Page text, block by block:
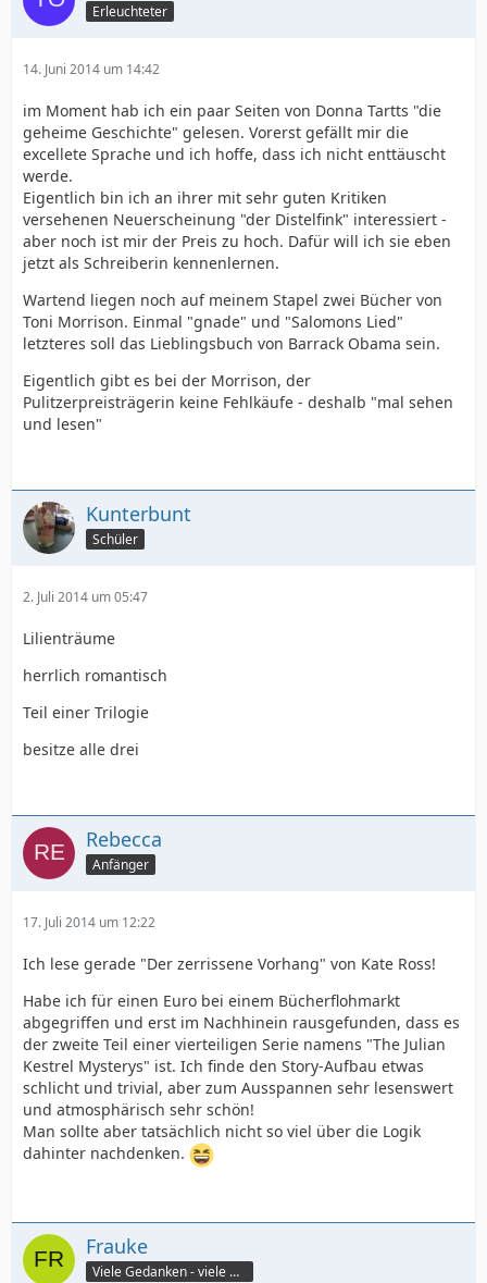
Erleuchteter
14. Juni 2014 um 14:42
im Moment hab ich ein paar Seiten von Donna Tartts "die
geheime Geschichte" gelesen. Vorerst gefällt mir die
excellete Sprache und ich hoffe, dass ich nicht enttäuscht
werde.
Eigentlich bin ich an ihrer mit sehr guten Kritiken
versehenen Neuerscheinung "der Distelfink" interessiert -
aber noch ist mir der Preis zu hoch. Dafür will ich sie eben
jetzt als Schreiberin kennenlernen.
Wartend liegen noch auf meinem Stapel zwei Bücher von
Toni Morrison. Einmal "gnade" und "Salomons Lied"
letzteres soll das Lieblingsbuch von Barrack Obama sein.
Eigentlich gibt es bei der Morrison, der
Pulitzerpreisträgerin keine Fehlkäufe - deshalb "mal sehen
und lesen"
Kunterbunt
Schüler
2. Juli 2014 um 05:47
Lilienträume
herrlich romantisch
Teil einer Trilogie
besitze alle drei
Rebecca
Anfänger
17. Juli 2014 um 12:22
Ich lese gerade "Der zerrissene Vorhang" von Kate Ross!
Habe ich für einen Euro bei einem Bücherflohmarkt
abgegriffen und erst im Nachhinein rausgefunden, dass es
der zweite Teil einer vierteiligen Serie namens "The Julian
Kestrel Mysterys" ist. Ich finde den Story-Aufbau etwas
schlicht und trivial, aber zum Ausspannen sehr lesenswert
und atmosphärisch sehr schön!
Man sollte aber tatsächlich nicht so viel über die Logik
dahinter nachdenken.
Frauke
Viele Gedanken - viele Worte